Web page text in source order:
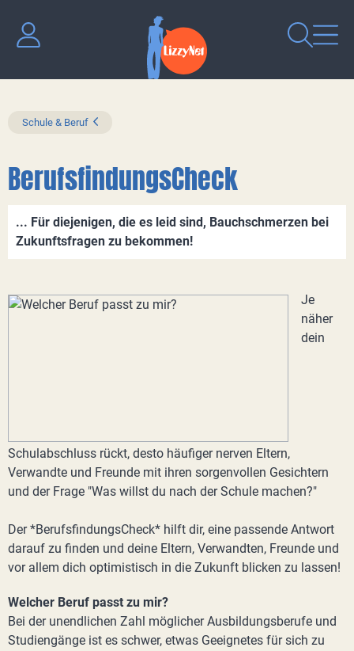
Schule & Beruf
BerufsfindungsCheck
... Für diejenigen, die es leid sind, Bauchschmerzen bei
Zukunftsfragen zu bekommen!
Je
näher
dein
Schulabschluss rückt, desto häufiger nerven Eltern,
Verwandte und Freunde mit ihren sorgenvollen Gesichtern
und der Frage "Was willst du nach der Schule machen?"
Der *BerufsfindungsCheck* hilft dir, eine passende Antwort
darauf zu finden und deine Eltern, Verwandten, Freunde und
vor allem dich optimistisch in die Zukunft blicken zu lassen!
Welcher Beruf passt zu mir?
Bei der unendlichen Zahl möglicher Ausbildungsberufe und
Studiengänge ist es schwer, etwas Geeignetes für sich zu